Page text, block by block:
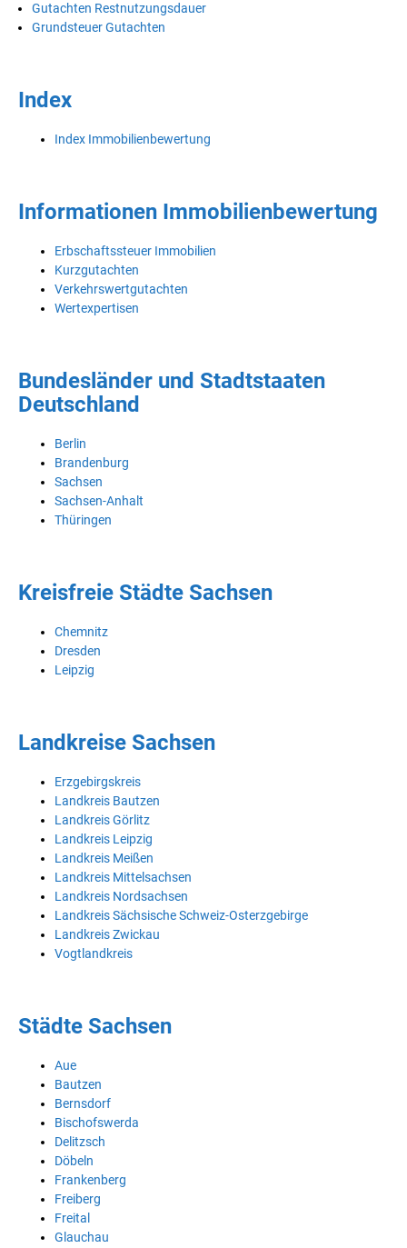
Gutachten Restnutzungsdauer
Grundsteuer Gutachten
Index
Index Immobilienbewertung
Informationen Immobilienbewertung
Erbschaftssteuer Immobilien
Kurzgutachten
Verkehrswertgutachten
Wertexpertisen
Bundesländer und Stadtstaaten
Deutschland
Berlin
Brandenburg
Sachsen
Sachsen-Anhalt
Thüringen
Kreisfreie Städte Sachsen
Chemnitz
Dresden
Leipzig
Landkreise Sachsen
Erzgebirgskreis
Landkreis Bautzen
Landkreis Görlitz
Landkreis Leipzig
Landkreis Meißen
Landkreis Mittelsachsen
Landkreis Nordsachsen
Landkreis Sächsische Schweiz-Osterzgebirge
Landkreis Zwickau
Vogtlandkreis
Städte Sachsen
Aue
Bautzen
Bernsdorf
Bischofswerda
Delitzsch
Döbeln
Frankenberg
Freiberg
Freital
Glauchau